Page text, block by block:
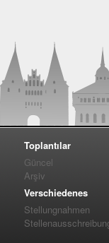
Toplantılar
Güncel
Arşiv
Verschiedenes
Stellungnahmen